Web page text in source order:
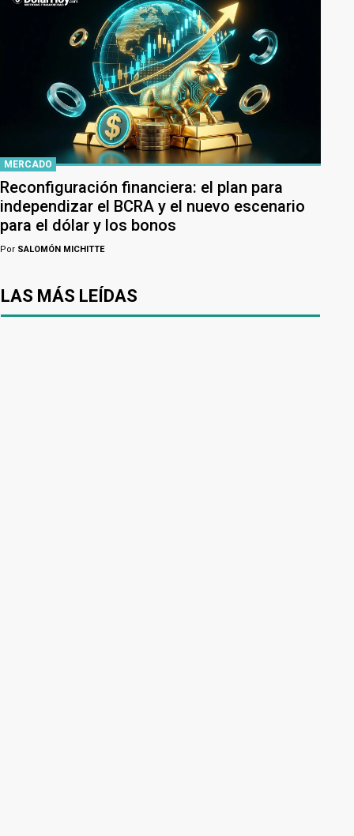
MERCADO
Reconfiguración financiera: el plan para
independizar el BCRA y el nuevo escenario
para el dólar y los bonos
Por SALOMÓN MICHITTE
LAS MÁS LEÍDAS